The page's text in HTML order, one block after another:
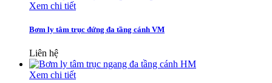
Xem chi tiết
Bơm ly tâm trục đứng đa tầng cánh VM
Liên hệ
Xem chi tiết